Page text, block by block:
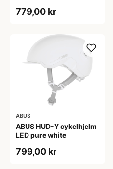
779,00 kr
ABUS
ABUS HUD-Y cykelhjelm
LED pure white
799,00 kr